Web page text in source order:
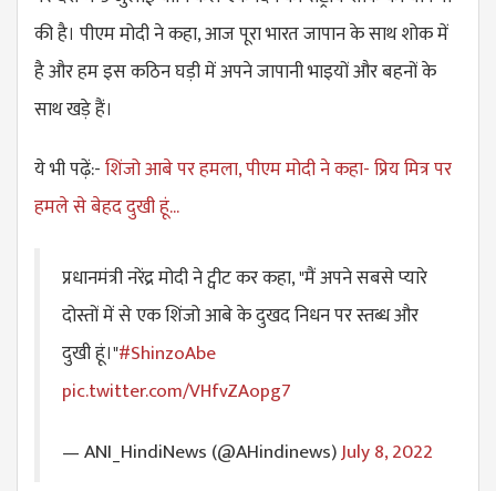
की है। पीएम मोदी ने कहा, आज पूरा भारत जापान के साथ शोक में
है और हम इस कठिन घड़ी में अपने जापानी भाइयों और बहनों के
साथ खड़े हैं।
ये भी पढ़ें:-शिंजो आबे पर हमला, पीएम मोदी ने कहा- प्रिय मित्र पर
हमले से बेहद दुखी हूं...
प्रधानमंत्री नरेंद्र मोदी ने ट्वीट कर कहा, "मैं अपने सबसे प्यारे
दोस्तों में से एक शिंजो आबे के दुखद निधन पर स्तब्ध और
दुखी हूं।"#ShinzoAbe
pic.twitter.com/VHfvZAopg7
— ANI_HindiNews (@AHindinews)July 8, 2022